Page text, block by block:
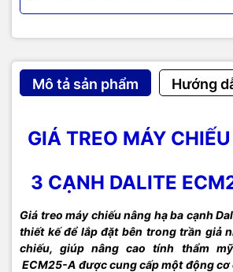
Mô tả sản phẩm Hướng
GIÁ TREO MÁY
3 CẠNH DALITE
Giá treo máy chiếu nâng hạ ba cạnh
thiết kế để lắp đặt bên trong trần giả
chiếu, giúp nâng cao tính thẩm
ECM25-A được cung cấp một động cơ